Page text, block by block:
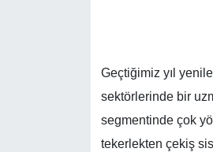
Geçtiğimiz yıl
sektörlerinde bir
segmentinde çok
tekerlekten çekiş